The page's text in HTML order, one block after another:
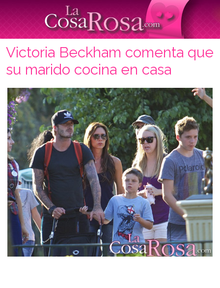
Victoria Beckham comenta que
su marido cocina en casa